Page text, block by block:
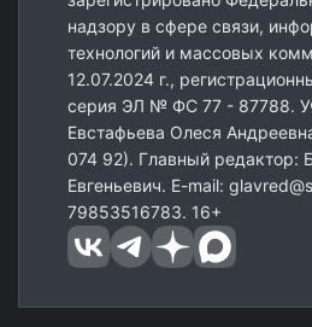
надзору в сфере связи,
технологий и массовых
12.07.2024 г.,
серия ЭЛ № ФС 77 - 87788.
Евстафьева Олеся
074 92). Главный редактор:
Евгеньевич. E-mail:
79853516783. 16+